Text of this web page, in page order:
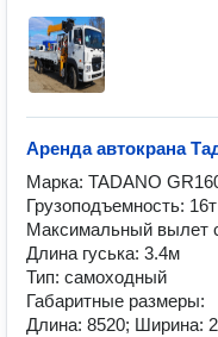
Аренда автокрана
Марка: TADANO
Грузоподъемность: 16т
Максимальный вылет
Длина гуська: 3.4м
Тип: самоходный
Габаритные размеры:
Длина: 8520; Ширина: